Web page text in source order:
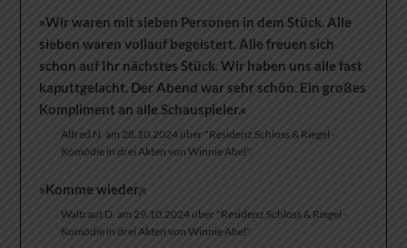
»Wir waren mit sieben Personen in dem Stück. Alle
sieben waren vollauf begeistert. Alle freuen sich
schon auf Ihr nächstes Stück. Wir haben uns alle fast
kaputtgelacht. Der Abend war sehr schön. Ein großes
Kompliment an alle Schauspieler.«
Alfred N. am 28.10.2024 über "Residenz Schloss & Riegel -
Komödie in drei Akten von Winnie Abel".
»Komme wieder,«
Waltraut D. am 29.10.2024 über "Residenz Schloss & Riegel -
Komödie in drei Akten von Winnie Abel".